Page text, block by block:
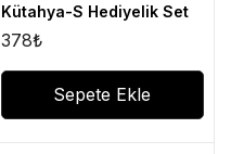
Kütahya-S Hediyelik Set
378₺
Sepete Ekle